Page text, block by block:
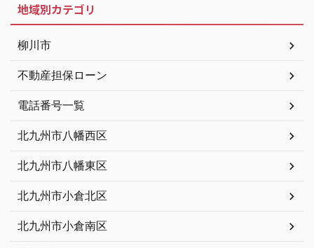
地域別カテゴリ
柳川市
不動産担保ローン
電話番号一覧
北九州市八幡西区
北九州市八幡東区
北九州市小倉北区
北九州市小倉南区